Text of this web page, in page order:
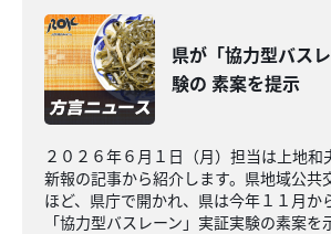
県が「協力型バス
験の 素案を提示
２０２６年６月１日（月）担当は上地和
新報の記事から紹介します。県地域公共
ほど、県庁で開かれ、県は今年１１月か
「協力型バスレーン」実証実験の素案を